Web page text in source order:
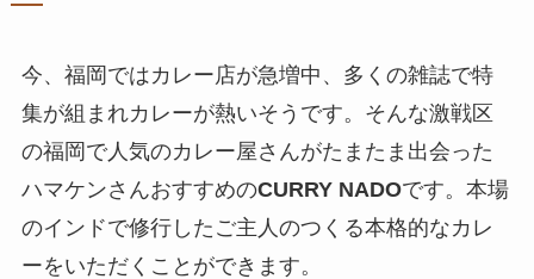
今、福岡ではカレー店が急増中、多くの雑誌で特
集が組まれカレーが熱いそうです。そんな激戦区
の福岡で人気のカレー屋さんがたまたま出会った
ハマケンさんおすすめのCURRY NADOです。本場
のインドで修行したご主人のつくる本格的なカレ
ーをいただくことができます。